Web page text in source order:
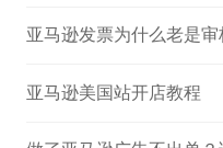
亚马逊发票为什么老是审
亚马逊美国站开店教程